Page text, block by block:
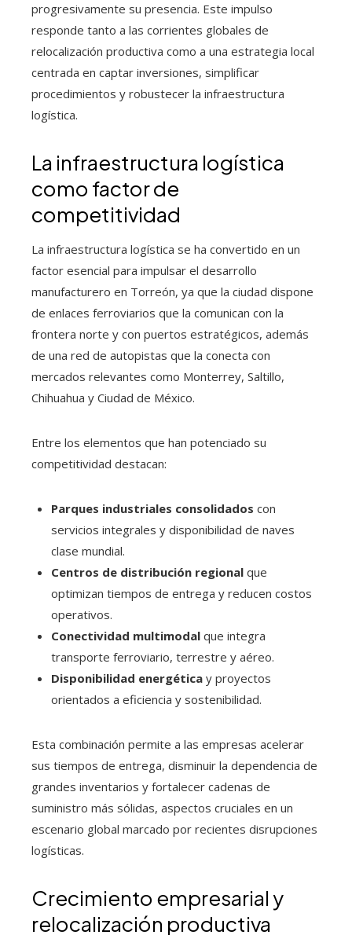
progresivamente su presencia. Este impulso
responde tanto a las corrientes globales de
relocalización productiva como a una estrategia local
centrada en captar inversiones, simplificar
procedimientos y robustecer la infraestructura
logística.
La infraestructura logística
como factor de
competitividad
La infraestructura logística se ha convertido en un
factor esencial para impulsar el desarrollo
manufacturero en Torreón, ya que la ciudad dispone
de enlaces ferroviarios que la comunican con la
frontera norte y con puertos estratégicos, además
de una red de autopistas que la conecta con
mercados relevantes como Monterrey, Saltillo,
Chihuahua y Ciudad de México.
Entre los elementos que han potenciado su
competitividad destacan:
Parques industriales consolidados con
servicios integrales y disponibilidad de naves
clase mundial.
Centros de distribución regional que
optimizan tiempos de entrega y reducen costos
operativos.
Conectividad multimodal que integra
transporte ferroviario, terrestre y aéreo.
Disponibilidad energética y proyectos
orientados a eficiencia y sostenibilidad.
Esta combinación permite a las empresas acelerar
sus tiempos de entrega, disminuir la dependencia de
grandes inventarios y fortalecer cadenas de
suministro más sólidas, aspectos cruciales en un
escenario global marcado por recientes disrupciones
logísticas.
Crecimiento empresarial y
relocalización productiva